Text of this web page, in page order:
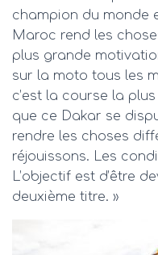
champion du monde
Maroc rend les
plus grande
sur la moto tous les
c’est la course la
que ce Dakar se
rendre les choses
réjouissons. Les
L’objectif est d’être
deuxième titre. »